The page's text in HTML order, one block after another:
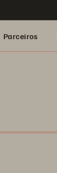
Parceiros